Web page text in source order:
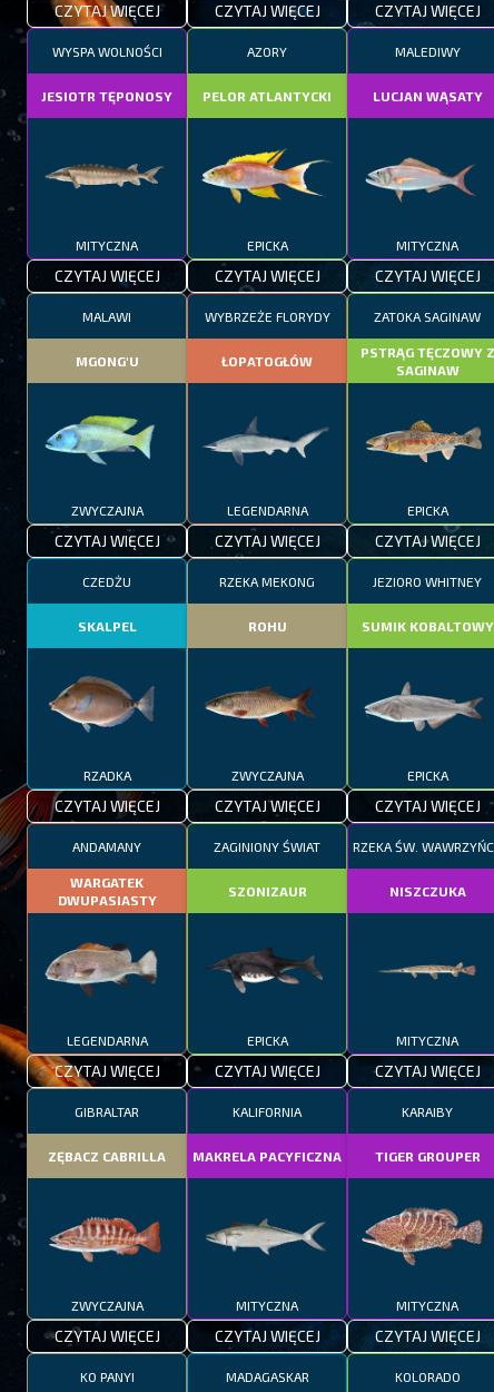
CZYTAJ WIĘCEJ CZYTAJ WIĘCEJ CZYTAJ WIĘCEJ
WYSPA WOLNOŚCI
JESIOTR TĘPONOSY
MITYCZNA
CZYTAJ WIĘCEJ
AZORY
PELOR ATLANTYCKI
EPICKA
CZYTAJ WIĘCEJ
MALEDIWY
LUCJAN WĄSATY
MITYCZNA
CZYTAJ WIĘCEJ
MALAWI
MGONG'U
ZWYCZAJNA
CZYTAJ WIĘCEJ
WYBRZEŻE FLORYDY
ŁOPATOGŁÓW
LEGENDARNA
CZYTAJ WIĘCEJ
ZATOKA SAGINAW
PSTRĄG TĘCZOWY Z
SAGINAW
EPICKA
CZYTAJ WIĘCEJ
CZEDŻU
SKALPEL
RZADKA
CZYTAJ WIĘCEJ
RZEKA MEKONG
ROHU
ZWYCZAJNA
CZYTAJ WIĘCEJ
JEZIORO WHITNEY
SUMIK KOBALTOWY
EPICKA
CZYTAJ WIĘCEJ
ANDAMANY
WARGATEK
DWUPASIASTY
LEGENDARNA
CZYTAJ WIĘCEJ
ZAGINIONY ŚWIAT
SZONIZAUR
EPICKA
CZYTAJ WIĘCEJ
RZEKA ŚW.
NISZCZUKA
MITYCZNA
CZYTAJ WIĘCEJ
GIBRALTAR
ZĘBACZ CABRILLA
ZWYCZAJNA
CZYTAJ WIĘCEJ
KALIFORNIA
MAKRELA PACYFICZNA
MITYCZNA
CZYTAJ WIĘCEJ
KARAIBY
TIGER GROUPER
MITYCZNA
CZYTAJ WIĘCEJ
KO PANYI MADAGASKAR KOLORADO